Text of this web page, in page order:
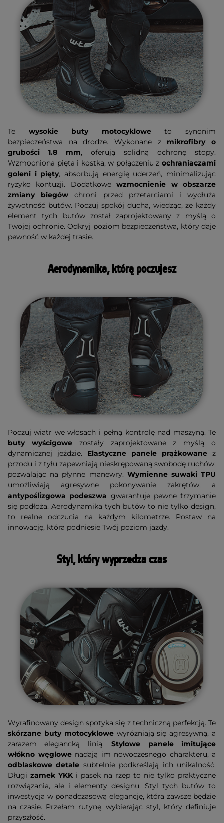
Te wysokie buty motocykloweto synonim
bezpieczeństwa na drodze. Wykonane z mikrofibry o
grubości 1.8 mm, oferują solidną ochronę stopy.
Wzmocniona pięta i kostka, w połączeniu z ochraniaczami
goleni i pięty, absorbują energię uderzeń, minimalizując
ryzyko kontuzji. Dodatkowewzmocnienie w obszarze
zmiany biegów chroni przed przetarciami i wydłuża
żywotność butów. Poczuj spokój ducha, wiedząc, że każdy
element tych butów został zaprojektowany z myślą o
Twojej ochronie. Odkryj poziom bezpieczeństwa, który daje
pewność w każdej trasie.
Aerodynamika, którą poczujesz
Poczuj wiatr we włosach i pełną kontrolę nad maszyną. Te
buty wyścigowezostały zaprojektowane z myślą o
dynamicznej jeździe. Elastyczne panele prążkowane z
przodu i z tyłu zapewniają nieskrępowaną swobodę ruchów,
pozwalając na płynne manewry. Wymienne suwaki TPU
umożliwiają agresywne pokonywanie zakrętów, a
antypoślizgowa podeszwa gwarantuje pewne trzymanie
się podłoża. Aerodynamika tych butów to nie tylko design,
to realne odczucia na każdym kilometrze. Postaw na
innowację, która podniesie Twój poziom jazdy.
Styl, który wyprzedza czas
Wyrafinowany design spotyka się z techniczną perfekcją. Te
skórzane buty motocyklowewyróżniają się agresywną, a
zarazem elegancką linią.Stylowe panele imitujące
włókno węglowenadają im nowoczesnego charakteru, a
odblaskowe detale subtelnie podkreślają ich unikalność.
Długi zamek YKK i pasek na rzep to nie tylko praktyczne
rozwiązania, ale i elementy designu. Styl tych butów to
inwestycja w ponadczasową elegancję, która zawsze będzie
na czasie. Przełam rutynę, wybierając styl, który definiuje
przyszłość.